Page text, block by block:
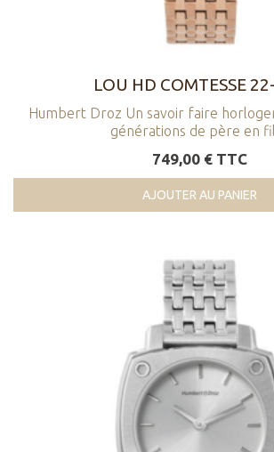
LOU HD COMTESSE
Humbert Droz Un savoir faire
générations de père en
749,00 € TTC
AJOUTER AU PANIER